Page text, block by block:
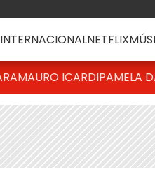
INTERNACIONALNETFLIX
MAURO ICARDIPAMELA